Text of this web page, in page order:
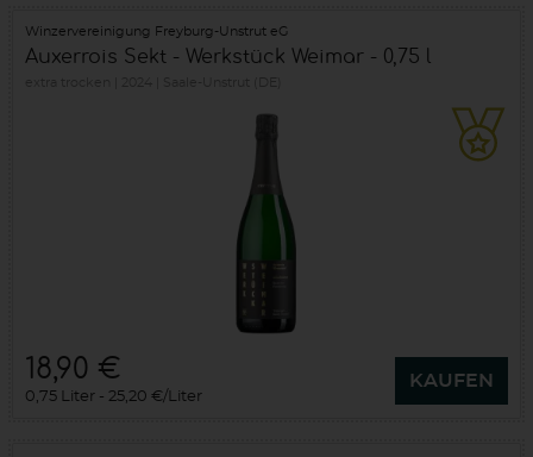
Winzervereinigung Freyburg-Unstrut eG
Auxerrois Sekt - Werkstück Weimar - 0,75 l
18,90 €
0,75 Liter 25,20 €/Liter
KAUFEN